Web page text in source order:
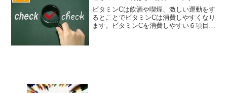
ビタミンCは飲酒や喫煙、激しい運動をす
るとことでビタミンCは消費しやすくなり
ます。ビタミンCを消費しやすい６項目の